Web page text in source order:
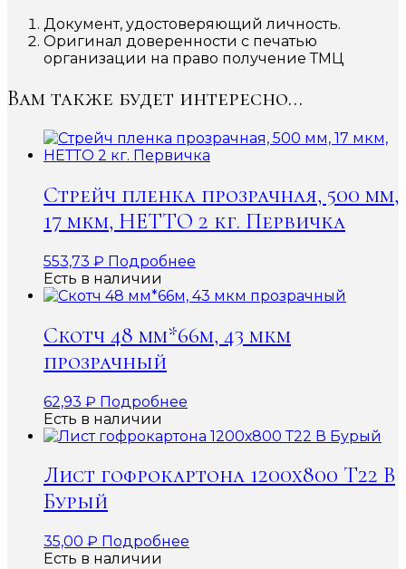
Документ, удостоверяющий личность.
Оригинал доверенности с печатью
организации на право получение ТМЦ
Вам также будет интересно…
Стрейч пленка прозрачная, 500 мм,
17 мкм, НЕТТО 2 кг. Первичка
553,73 ₽ Подробнее
Есть в наличии
Скотч 48 мм*66м, 43 мкм
прозрачный
62,93 ₽ Подробнее
Есть в наличии
Лист гофрокартона 1200х800 Т22 В
Бурый
35,00 ₽ Подробнее
Есть в наличии